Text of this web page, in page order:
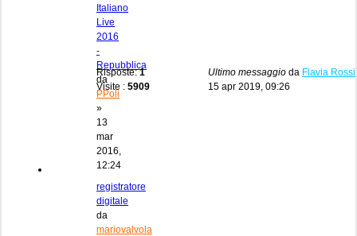
Italiano
Live
2016
-
Repubblica
da
PPoli
»
13
mar
2016,
12:24
Risposte:1
Visite : 5909
Ultimo messaggio da Flavia Rossi
15 apr 2019, 09:26
registratore
digitale
da
mariovalvola